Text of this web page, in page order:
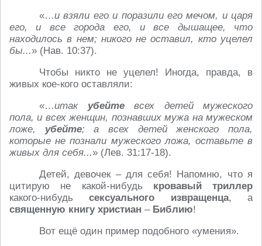
«…и взяли его и поразили его мечом, и царя
его, и все города его, и все дышащее, что
находилось в нем; никого не оставил, кто уцелел
бы...» (Нав. 10:37).
Чтобы никто не уцелел! Иногда, правда, в
живых кое-кого оставляли:
«…итак убейтевсех детей мужеского
пола, и всех женщин, познавших мужа на мужеском
ложе, убейте; а всех детей женского пола,
которые не познали мужеского ложа, оставьте в
живых для себя...» (Лев. 31:17-18).
Детей, девочек – для себя! Напомню, что я
цитирую не какой-нибудь кровавый триллер
какого-нибудь сексуального извращенца, а
священную книгу христиан – Библию!
Вот ещё один пример подобного «умения».